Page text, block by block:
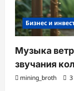
Бизнес и
Музыка
звучания
mining_broth